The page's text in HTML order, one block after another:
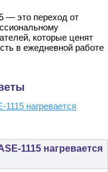
— это переход от
которые ценят
в ежедневной работе
нагревается
1115 нагревается